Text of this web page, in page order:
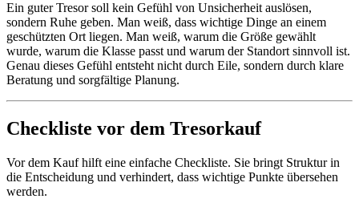
Ein guter Tresor soll kein Gefühl von Unsicherheit auslösen,
sondern Ruhe geben. Man weiß, dass wichtige Dinge an einem
geschützten Ort liegen. Man weiß, warum die Größe gewählt
wurde, warum die Klasse passt und warum der Standort sinnvoll ist.
Genau dieses Gefühl entsteht nicht durch Eile, sondern durch klare
Beratung und sorgfältige Planung.
Checkliste vor dem Tresorkauf
Vor dem Kauf hilft eine einfache Checkliste. Sie bringt Struktur in
die Entscheidung und verhindert, dass wichtige Punkte übersehen
werden.